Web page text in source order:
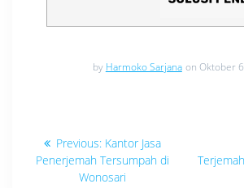
by Harmoko Sarjana on Oktober
Navigasi
pos
Previous: Previous
post:
Kantor Jasa
Penerjemah Tersumpah di
Wonosari